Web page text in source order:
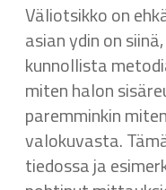
Väliotsikko on
asian ydin on
kunnollista
miten halon
paremminkin
valokuvasta.
tiedossa ja